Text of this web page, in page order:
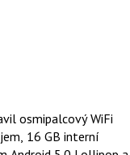
osmipalcový WiFi
16 GB interní